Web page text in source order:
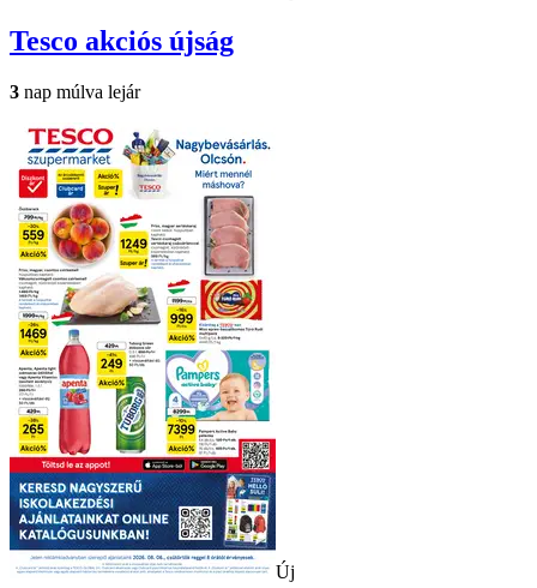
Tesco akciós újság
3 nap múlva lejár
Új